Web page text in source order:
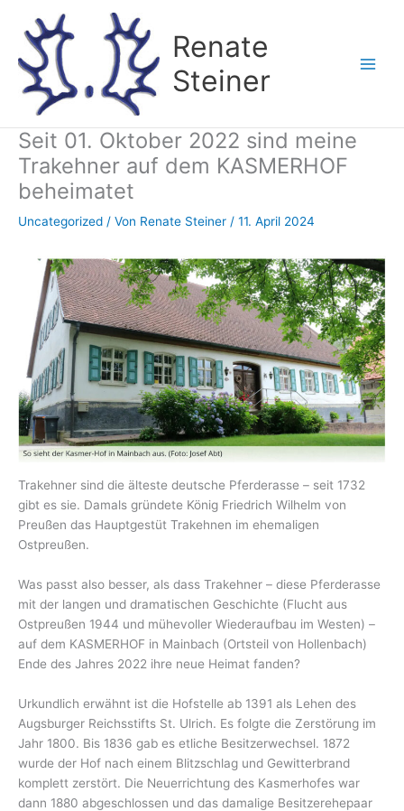
Inhalt
springen
Renate
Steiner
Seit 01. Oktober 2022 sind meine
Trakehner auf dem KASMERHOF
beheimatet
Uncategorized / Von Renate Steiner / 11. April 2024
Trakehner sind die älteste deutsche Pferderasse – seit 1732
gibt es sie. Damals gründete König Friedrich Wilhelm von
Preußen das Hauptgestüt Trakehnen im ehemaligen
Ostpreußen.
Was passt also besser, als dass Trakehner – diese Pferderasse
mit der langen und dramatischen Geschichte (Flucht aus
Ostpreußen 1944 und mühevoller Wiederaufbau im Westen) –
auf dem KASMERHOF in Mainbach (Ortsteil von Hollenbach)
Ende des Jahres 2022 ihre neue Heimat fanden?
Urkundlich erwähnt ist die Hofstelle ab 1391 als Lehen des
Augsburger Reichsstifts St. Ulrich. Es folgte die Zerstörung im
Jahr 1800. Bis 1836 gab es etliche Besitzerwechsel. 1872
wurde der Hof nach einem Blitzschlag und Gewitterbrand
komplett zerstört. Die Neuerrichtung des Kasmerhofes war
dann 1880 abgeschlossen und das damalige Besitzerehepaar